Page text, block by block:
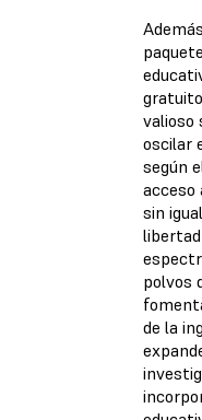
valioso
oscilar
según
acceso
sin
polvos
de la